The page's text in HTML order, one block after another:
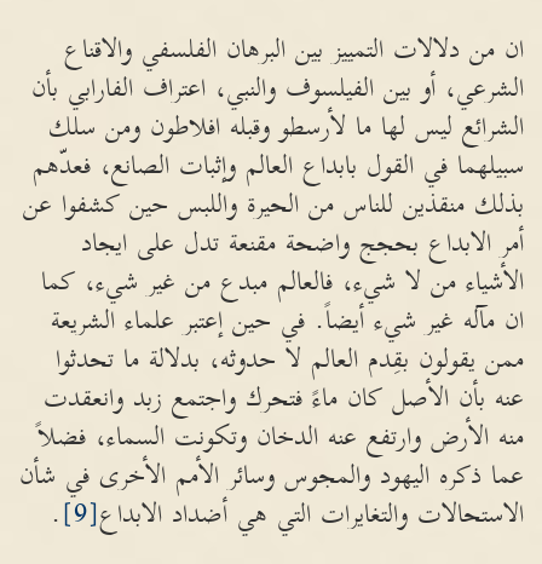
ان من دلالات التمييز بين البرهان الفلسفي والاقناع
الشرعي، أو بين الفيلسوف والنبي، اعتراف الفارابي بأن
الشرائع ليس لها ما لأرسطو وقبله افلاطون ومن سلك
سبيلهما في القول بابداع العالم وإثبات الصانع، فعدّهم
بذلك منقذين للناس من الحيرة واللبس حين كشفوا عن
أمر الابداع بحجج واضحة مقنعة تدل على ايجاد
الأشياء من لا شيء، فالعالم مبدع من غير شيء، كما
ان مآله غير شيء أيضاً. في حين إعتبر علماء الشريعة
ممن يقولون بقِدم العالم لا حدوثه، بدلالة ما تحدثوا
عنه بأن الأصل كان ماءً فتحرك واجتمع زبد وانعقدت
منه الأرض وارتفع عنه الدخان وتكونت السماء، فضلاً
عما ذكره اليهود والمجوس وسائر الأمم الأخرى في شأن
الاستحالات والتغايرات التي هي أضداد الابداع[9]
.